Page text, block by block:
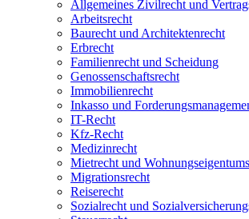
Allgemeines Zivilrecht und
Arbeitsrecht
Baurecht und Architektenrecht
Erbrecht
Familienrecht und Scheidung
Genossenschaftsrecht
Immobilienrecht
Inkasso und
IT-Recht
Kfz-Recht
Medizinrecht
Mietrecht und
Migrationsrecht
Reiserecht
Sozialrecht und